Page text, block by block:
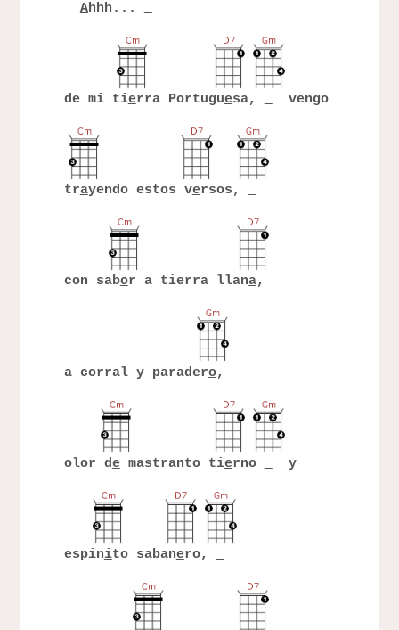
Ahhh...
de mi tierra Portuguesa, vengo
trayendo estos versos,
con sabor a tierra llana,
a corral y paradero,
olor demastranto tierno y
espinito sabanero,